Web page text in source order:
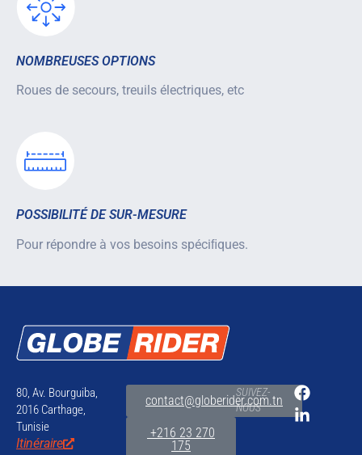
NOMBREUSES OPTIONS
Roues de secours, treuils électriques, etc
POSSIBILITÉ DE SUR-MESURE
Pour répondre à vos besoins spéciﬁques.
80, Av. Bourguiba,
2016 Carthage,
Tunisie
Itinéraire
contact@globerider.com.tn
+216 23 270
175
SUIVEZ-
NOUS